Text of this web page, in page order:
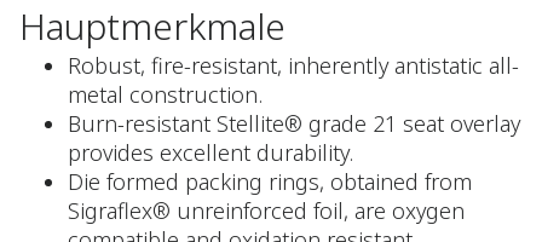
Hauptmerkmale
Robust, fire-resistant, inherently antistatic all-
metal construction.
Burn-resistant Stellite® grade 21 seat overlay
provides excellent durability.
Die formed packing rings, obtained from
Sigraflex® unreinforced foil, are oxygen